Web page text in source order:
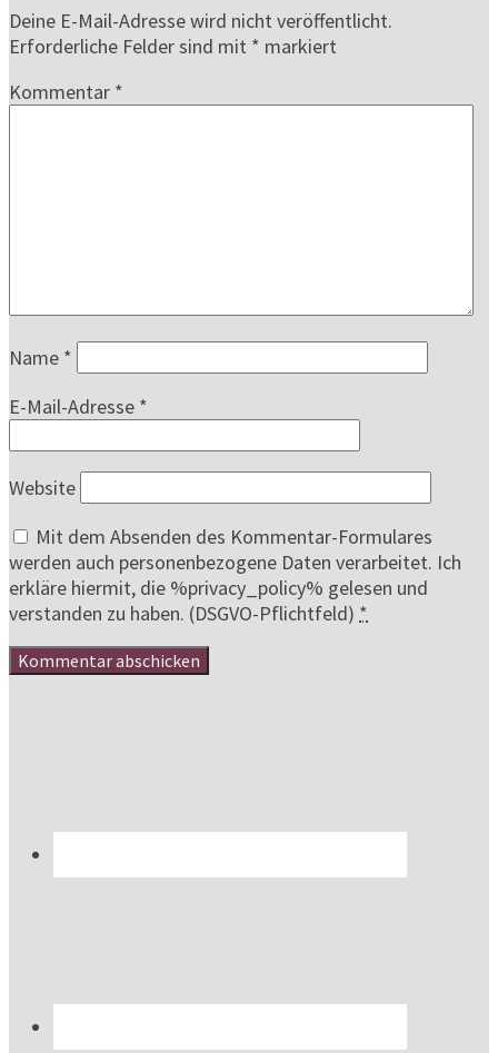
Deine E-Mail-Adresse wird nicht veröffentlicht.
Erforderliche Felder sind mit * markiert
Kommentar *
Name *
E-Mail-Adresse *
Website
Mit dem Absenden des Kommentar-Formulares
werden auch personenbezogene Daten verarbeitet. Ich
erkläre hiermit, die %privacy_policy% gelesen und
verstanden zu haben. (DSGVO-Pflichtfeld) *